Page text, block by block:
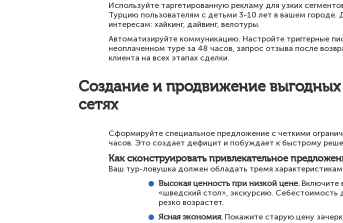
Используйте таргетированную рекламу для узких
Турцию пользователям с детьми 3-10 лет в вашем городе.
интересам: хайкинг, дайвинг, велотуры.
Автоматизируйте коммуникацию. Настройте триггерные
неоплаченном туре за 48 часов, запрос отзыва после
клиента на всех этапах сделки.
Создание и продвижение
сетях
Сформируйте специальное предложение с четкими
часов. Это создает дефицит и побуждает к быстрому
Как сконструировать привлекательное
Ваш тур-ловушка должен обладать тремя
Высокая ценность при низкой цене.Включите
«шведский стол», экскурсию. Себестоимость
резко возрастет.
Ясная экономия.Покажите старую цену